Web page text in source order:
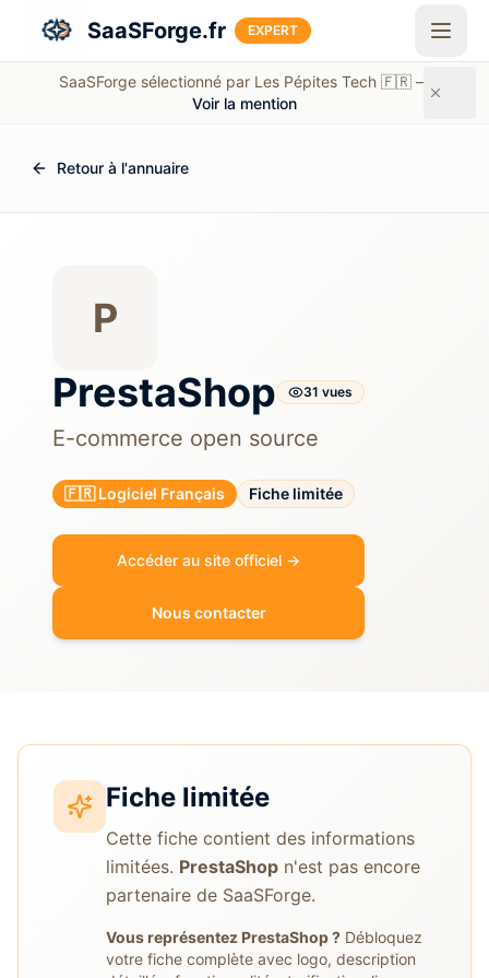
Aller au contenu principal
SaaSForge.fr EXPERT
SaaSForge sélectionné par Les Pépites Tech 🇫🇷 —
Voir la mention
Retour à l'annuaire
P
PrestaShop
31 vues
E-commerce open source
🇫🇷 Logiciel Français Fiche limitée
Accéder au site officiel →
Nous contacter
Fiche limitée
Cette fiche contient des informations
limitées. PrestaShop n'est pas encore
partenaire de SaaSForge.
Vous représentezPrestaShop? Débloquez
votre fiche complète avec logo, description